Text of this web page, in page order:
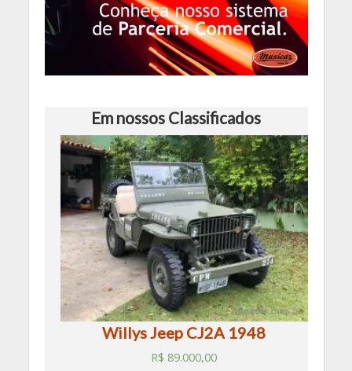
Em nossos Classificados
Willys Jeep CJ2A 1948
R$ 89.000,00